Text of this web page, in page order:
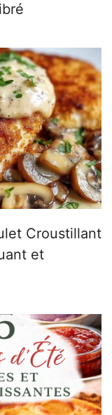
Croustillant
et